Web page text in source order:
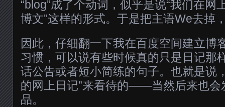
“blog”成了个动词，似乎是说“我们在网
博文”这样的形式。于是把主语We去掉
因此，仔细翻一下我在百度空间建立博
习惯，可以说有些时候真的只是日记那
话公告或者短小简练的句子。也就是说
的网上日记”来看待的——当然后来也会
品。